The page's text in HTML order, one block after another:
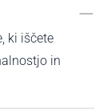
ki iščete
in